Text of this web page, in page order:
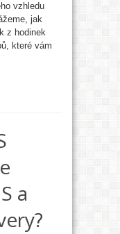
vzhledu
jak
z hodinek
které vám
a